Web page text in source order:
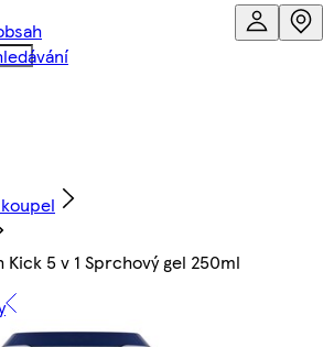
Kick 5 v 1 Sprchový gel 250ml